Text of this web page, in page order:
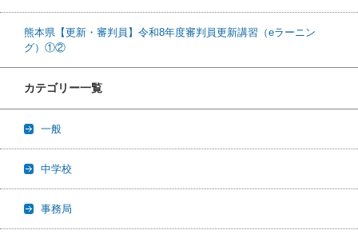
熊本県【更新・審判員】令和8年度審判員更新講習（eラーニン
グ）①②
カテゴリー一覧
一般
中学校
事務局